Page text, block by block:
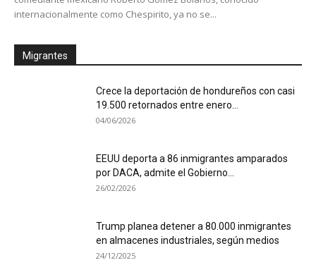
internacionalmente como Chespirito, ya no se...
Migrantes
Crece la deportación de hondureños con casi
19.500 retornados entre enero...
04/06/2026
EEUU deporta a 86 inmigrantes amparados
por DACA, admite el Gobierno...
26/02/2026
Trump planea detener a 80.000 inmigrantes
en almacenes industriales, según medios
24/12/2025